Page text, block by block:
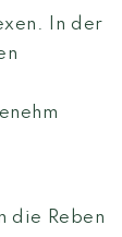
In der
die Reben